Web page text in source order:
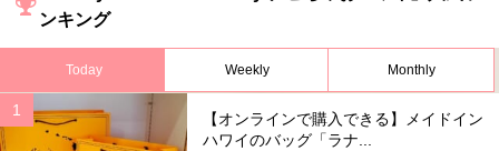
ンキング
Today Weekly Monthly
【オンラインで購入できる】メイドイン
ハワイのバッグ「ラナ...